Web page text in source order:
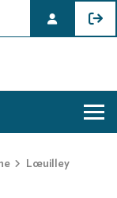
GILLET
Lœuilley